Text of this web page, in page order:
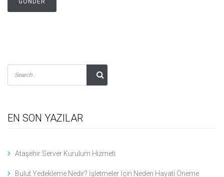
EN SON YAZILAR
Ataşehir Server Kurulum Hizmeti
Bulut Yedekleme Nedir? İşletmeler İçin Neden Hayati Öneme